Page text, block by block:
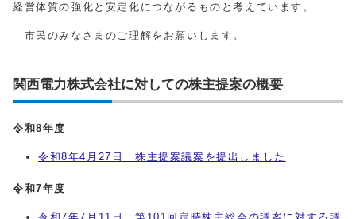
経営体質の強化と安定化につながるものと考えています。
市民のみなさまのご理解をお願いします。
関西電力株式会社に対しての株主提案の概要
令和8年度
令和8年4月27日 株主提案議案を提出しました
令和7年度